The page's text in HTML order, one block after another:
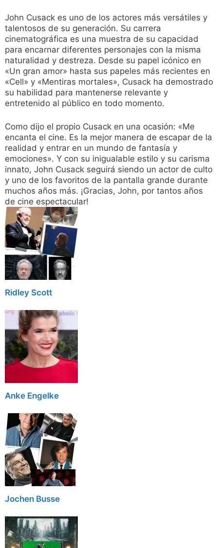
John Cusack es uno de los actores más versátiles y
talentosos de su generación. Su carrera
cinematográfica es una muestra de su capacidad
para encarnar diferentes personajes con la misma
naturalidad y destreza. Desde su papel icónico en
«Un gran amor» hasta sus papeles más recientes en
«Cell» y «Mentiras mortales», Cusack ha demostrado
su habilidad para mantenerse relevante y
entretenido al público en todo momento.
Como dijo el propio Cusack en una ocasión: «Me
encanta el cine. Es la mejor manera de escapar de la
realidad y entrar en un mundo de fantasía y
emociones». Y con su inigualable estilo y su carisma
innato, John Cusack seguirá siendo un actor de culto
y uno de los favoritos de la pantalla grande durante
muchos años más. ¡Gracias, John, por tantos años
de cine espectacular!
Ridley Scott
Anke Engelke
Jochen Busse